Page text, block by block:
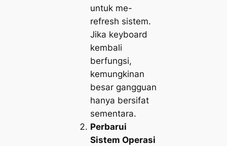
untuk me-
refresh sistem.
Jika keyboard
kembali
berfungsi,
kemungkinan
besar gangguan
hanya bersifat
sementara.
Perbarui
Sistem Operasi